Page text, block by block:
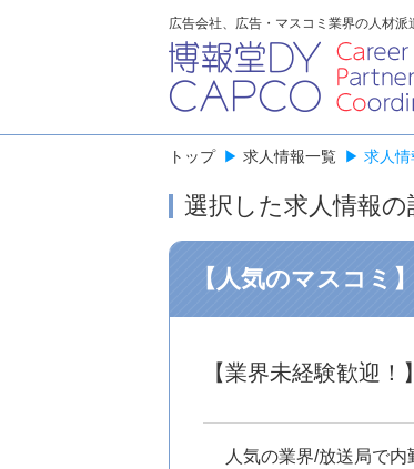
広告会社、広告・マスコミ業界の人材派
トップ ▶ 求人情報一覧 ▶ 求人情
選択した求人情報の
【人気のマスコミ
【業界未経験歓迎
人気の業界/放送局で